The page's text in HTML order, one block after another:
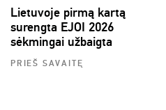
Lietuvoje pirmą kartą
surengta EJOI 2026
sėkmingai užbaigta
PRIEŠ SAVAITĘ